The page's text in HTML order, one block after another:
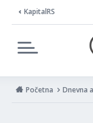
KapitalRS
Početna Dnevna